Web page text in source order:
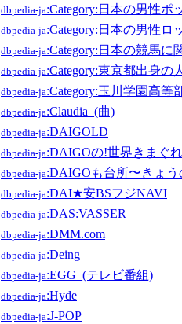
dbpedia-ja:Category:日本の男性ポ
dbpedia-ja:Category:日本の男性ロ
dbpedia-ja:Category:日本の競馬に
dbpedia-ja:Category:東京都出身の
dbpedia-ja:Category:玉川学園高等
dbpedia-ja:Claudia_(曲)
dbpedia-ja:DAIGOLD
dbpedia-ja:DAIGOの!世界きまぐ
dbpedia-ja:DAIGOも台所〜きょ
dbpedia-ja:DAI★安BSフジNAVI
dbpedia-ja:DAS:VASSER
dbpedia-ja:DMM.com
dbpedia-ja:Deing
dbpedia-ja:EGG_(テレビ番組)
dbpedia-ja:Hyde
dbpedia-ja:J-POP